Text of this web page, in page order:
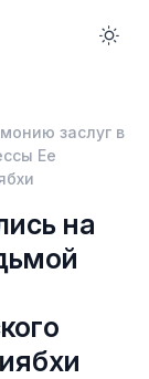
заслуг в
Ее
на